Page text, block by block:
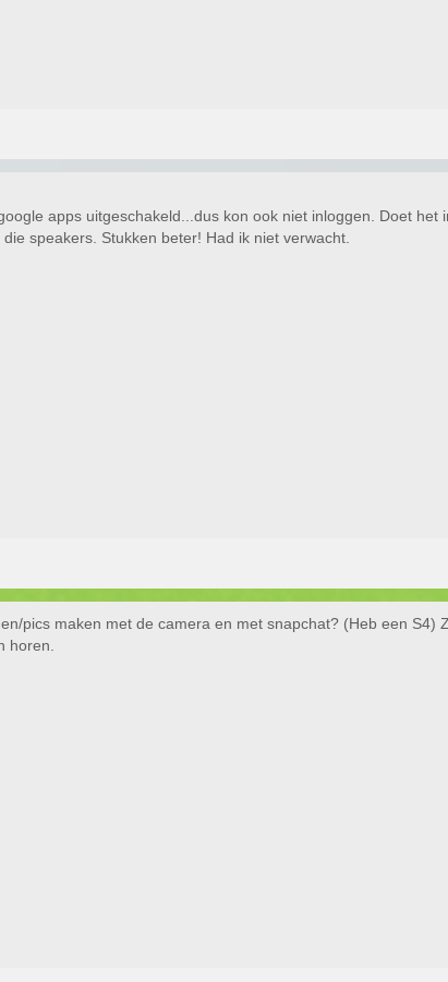
apps uitgeschakeld...dus kon ook niet inloggen. Doet
speakers. Stukken beter! Had ik niet verwacht.
pics maken met de camera en met snapchat? (Heb een
horen.